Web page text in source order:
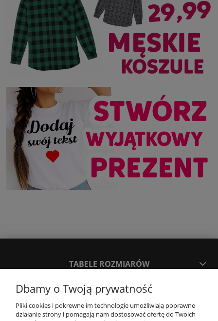
TABELE ROZMIARÓW
SPOSOBY PŁATNOŚCI ORAZ CZAS I KOSZTY DOSTAWY
DOSTAWY
Dbamy o Twoją prywatność
Pliki cookies i pokrewne im technologie umożliwiają poprawne
działanie strony i pomagają nam dostosować ofertę do Twoich